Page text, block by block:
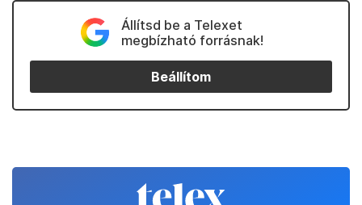
Állítsd be a Telexet
megbízható forrásnak!
Beállítom